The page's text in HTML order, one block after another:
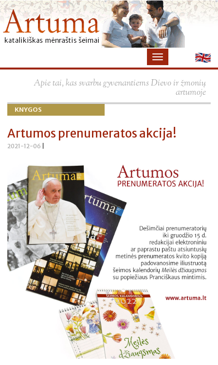
Apie tai, kas svarbu gyvenantiems Dievo ir žmonių
artumoje
KNYGOS
Artumos prenumeratos akcija!
2021-12-06
×